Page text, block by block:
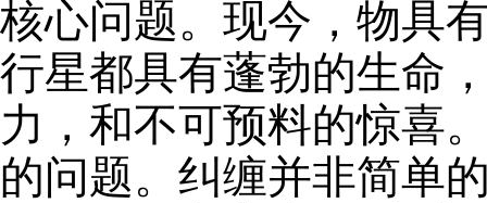
核心问题。现今，物具
行星都具有蓬勃的生命
力，和不可预料的惊喜
的问题。 纠缠并非简单